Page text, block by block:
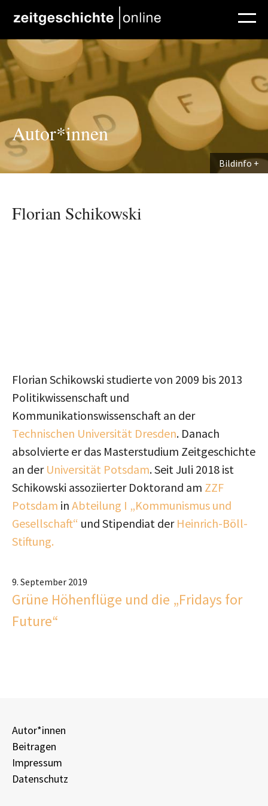
Direkt zum Inhalt
Autor*innen
Bildinfo
Florian Schikowski
Florian Schikowski studierte von 2009 bis 2013
Politikwissenschaft und
Kommunikationswissenschaft an der
Technischen Universität Dresden. Danach
absolvierte er das Masterstudium Zeitgeschichte
an der Universität Potsdam. Seit Juli 2018 ist
Schikowski assoziierter Doktorand am ZZF
Potsdam in Abteilung I „Kommunismus und
Gesellschaft“ und Stipendiat der Heinrich-Böll-
Stiftung.
9. September 2019
Grüne Höhenflüge und die „Fridays for
Future“
Autor*innen
Beitragen
Impressum
Datenschutz